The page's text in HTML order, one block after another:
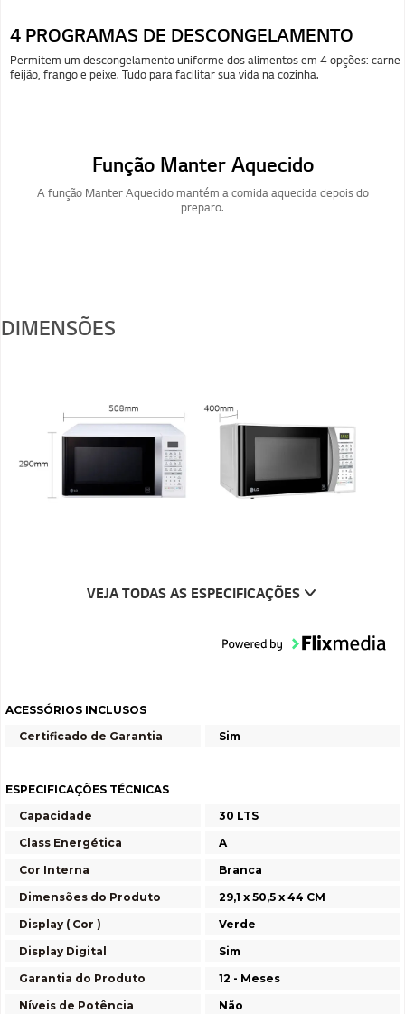
4 PROGRAMAS DE DESCONGELAMENTO
Permitem um descongelamento uniforme dos alimentos em 4 opções: carne,
feijão, frango e peixe. Tudo para facilitar sua vida na cozinha.
Função Manter Aquecido
A função Manter Aquecido mantém a comida aquecida depois do
preparo.
DIMENSÕES
VEJA TODAS AS ESPECIFICAÇÕES
ACESSÓRIOS INCLUSOS
Certificado de Garantia
Sim
ESPECIFICAÇÕES TÉCNICAS
Capacidade
30 LTS
Class Energética
A
Cor Interna
Branca
Dimensões do Produto
29,1 x 50,5 x 44 CM
Display ( Cor )
Verde
Display Digital
Sim
Garantia do Produto
12 - Meses
Níveis de Potência
Não